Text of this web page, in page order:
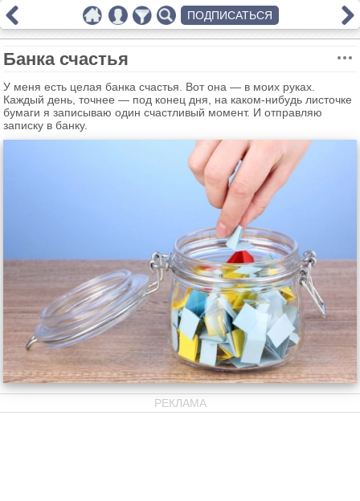
Банка счастья
У меня есть целая банка счастья. Вот она — в моих руках.
Каждый день, точнее — под конец дня, на каком-нибудь листочке
бумаги я записываю один счастливый момент. И отправляю
записку в банку.
РЕКЛАМА
ПОДПИСАТЬСЯ